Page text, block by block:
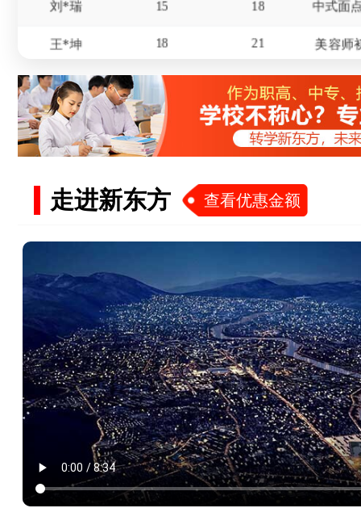
王*坤 美容师
华*涛
杨* 18 21
冯* 16 19
屈*天 15 18
李*东 19 22 美发师
杜*龙 20
20 21
陈*财 23 25
赵*轩 25 26
17 20 美容师
张*禄 19 22
16 美发师
走进新东方 查看优惠金额